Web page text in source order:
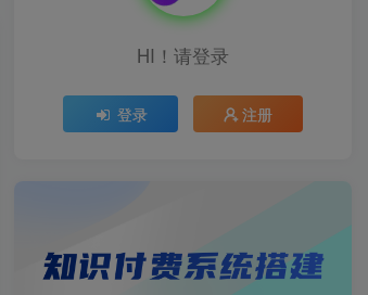
HI！请登录
登录 注册